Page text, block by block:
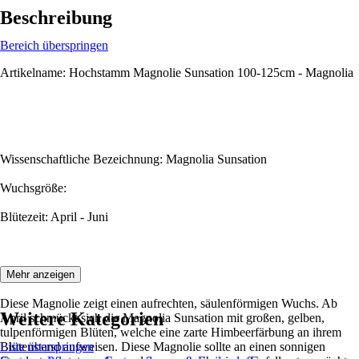
Beschreibung
Bereich überspringen
Artikelname: Hochstamm Magnolie Sunsation 100-125cm - Magnolia
Wissenschaftliche Bezeichnung: Magnolia Sunsation
Wuchsgröße:
Blütezeit: April - Juni
Beschreibung:
Diese Magnolie zeigt einen aufrechten, säulenförmigen Wuchs. Ab
April schmückt sich die Magnolia Sunsation mit großen, gelben,
tulpenförmigen Blüten, welche eine zarte Himbeerfärbung an ihrem
Blütenstand aufweisen. Diese Magnolie sollte an einen sonnigen
Mehr anzeigen
Weitere Kategorien
Liste überspringen